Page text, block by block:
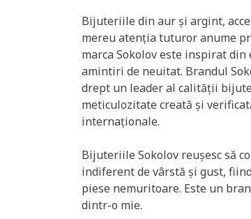
Bijuteriile din aur și argint,
mereu atenția tuturor anume
marca Sokolov este inspirat
amintiri de neuitat. Brandul
drept un leader al calității
meticulozitate creată și
internaționale.
Bijuteriile Sokolov reușesc să
indiferent de vârstă și gust,
piese nemuritoare. Este un
dintr-o mie.